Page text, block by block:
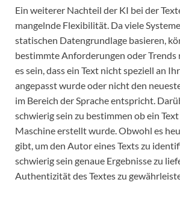
Ein weiterer Nachteil der KI bei der
mangelnde Flexibilität. Da viele
statischen Datengrundlage basieren,
bestimmte Anforderungen oder Trends
es sein, dass ein Text nicht speziell an
angepasst wurde oder nicht den
im Bereich der Sprache entspricht.
schwierig sein zu bestimmen ob ein
Maschine erstellt wurde. Obwohl es
gibt, um den Autor eines Texts zu
schwierig sein genaue Ergebnisse zu
Authentizität des Textes zu